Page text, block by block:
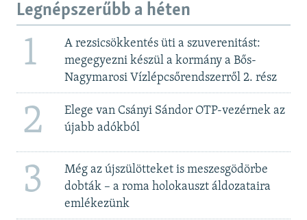
Legnépszerűbb a héten
1
A rezsicsökkentés üti a szuverenitást:
megegyezni készül a kormány a Bős-
Nagymarosi Vízlépcsőrendszerről 2. rész
2
Elege van Csányi Sándor OTP-vezérnek az
újabb adókból
3
Még az újszülötteket is meszesgödörbe
dobták – a roma holokauszt áldozataira
emlékezünk